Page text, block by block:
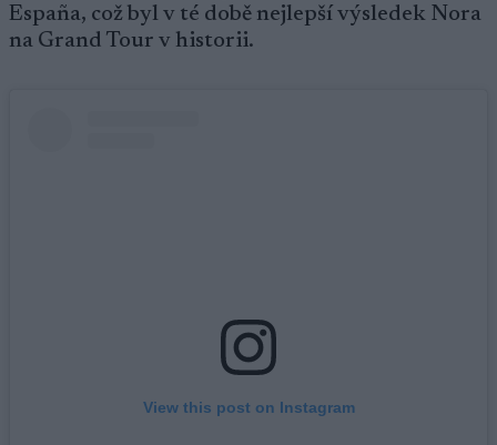
España, což byl v té době nejlepší výsledek Nora
na Grand Tour v historii.
View this post on Instagram